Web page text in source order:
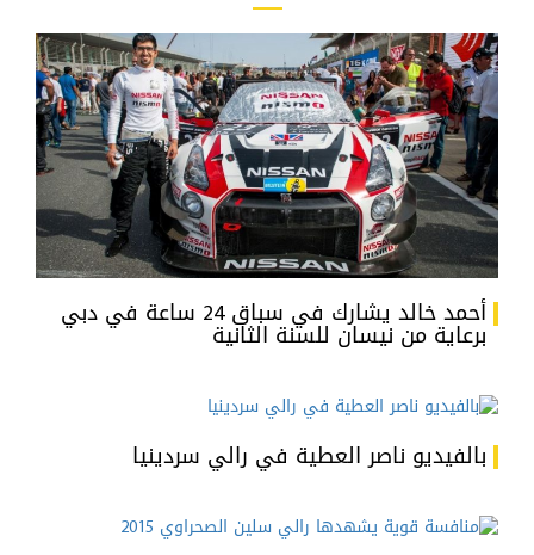
أحمد خالد يشارك في سباق 24 ساعة في دبي
برعاية من نيسان للسنة الثانية
بالفيديو ناصر العطية في رالي سردينيا